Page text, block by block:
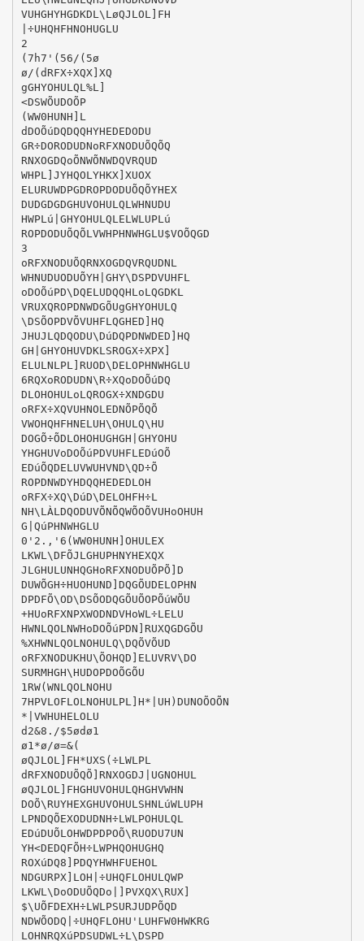
VUHGHYHGDKDL\LøQJLOL]FH
|÷UHQHFHNOHUGLU
2
(7h7'(56/(5ø
ø/(dRFX÷XQX]XQ
gGHYOHULQL%L]
<DSWÕUDOÕP
(WW0HUNH]L
dDOÕúDQDQQHYHEDEDODU
GR÷DORODUDNoRFXNODUÕQÕQ
RNXOGDQoÕNWÕNWDQVRQUD
WHPL]JYHQOLYHKX]XUOX
ELURUWDPGDROPDODUÕQÕYHEX
DUDGDGDGHUVOHULQLWHNUDU
HWPLú|GHYOHULQLELWLUPLú
ROPDODUÕQÕLVWHPHNWHGLU$VOÕQGD
3
oRFXNODUÕQRNXOGDQVRQUDNL
WHNUDUODUÕYH|GHY\DSPDVUHFL
oDOÕúPD\DQELUDQQHLoLQGDKL
VRUXQROPDNWDGÕUgGHYOHULQ
\DSÕOPDVÕVUHFLQGHED]HQ
JHUJLQDQODU\DúDQPDNWDED]HQ
GH|GHYOHUVDKLSROGX÷XPX]
ELULNLPL]RUOD\DELOPHNWHGLU
6RQXoRODUDN\R÷XQoDOÕúDQ
DLOHOHULoLQROGX÷XNDGDU
oRFX÷XQVUHNOLEDNÕPÕQÕ
VWOHQHFHNELUH\OHULQ\HU
DOGÕ÷ÕDLOHOHUGHGH|GHYOHU
YHGHUVoDOÕúPDVUHFLEDúOÕ
EDúÕQDELUVWUHVND\QD÷Õ
ROPDNWDYHDQQHEDEDLOH
oRFX÷XQ\DúD\DELOHFH÷L
NH\LÀLDQODUVÕNÕQWÕOÕVUHoOHUH
G|QúPHNWHGLU
0'2.,'6(WW0HUNH]OHULEX
LKWL\DFÕJLGHUPHNYHEXQX
JLGHULUNHQGHoRFXNODUÕPÕ]D
DUWÕGH÷HUOHUND]DQGÕUDELOPHN
DPDFÕ\OD\DSÕODQGÕUÕOPÕúWÕU
+HUoRFXNPXWODNDVHoWL÷LELU
HWNLQOLNWHoDOÕúPDN]RUXQGDGÕU
%XHWNLQOLNOHULQ\DQÕVÕUD
oRFXNODUKHU\ÕOHQD]ELUVRV\DO
SURMHGH\HUDOPDOÕGÕU
1RW(WNLQOLNOHU
7HPVLOFLOLNOHULPL]H*|UH)DUNOÕOÕN
*|VWHUHELOLU
d2&8./$5ødø1
ø1*ø/ø=&(
øQJLOL]FH*UXS(÷LWLPL
dRFXNODUÕQÕ]RNXOGDJ|UGNOHUL
øQJLOL]FHGHUVOHULQHGHVWHN
DOÕ\RUYHEXGHUVOHULSHNLúWLUPH
LPNDQÕEXODUDNH÷LWLPOHULQL
EDúDUÕLOHWDPDPOÕ\RUODU7UN
YH<DEDQFÕH÷LWPHQOHUGHQ
ROXúDQ8]PDQYHWHFUEHOL
NDGURPX]LOH|÷UHQFLOHULQWP
LKWL\DoODUÕQDo|]PVXQX\RUX]
$\UÕFDEXH÷LWLPSURJUDPÕQD
NDWÕODQ|÷UHQFLOHU'LUHFW0HWKRG
LOHNRQXúPDSUDWL÷L\DSPD